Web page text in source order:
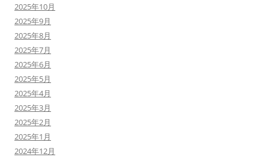
2025年10月
2025年9月
2025年8月
2025年7月
2025年6月
2025年5月
2025年4月
2025年3月
2025年2月
2025年1月
2024年12月